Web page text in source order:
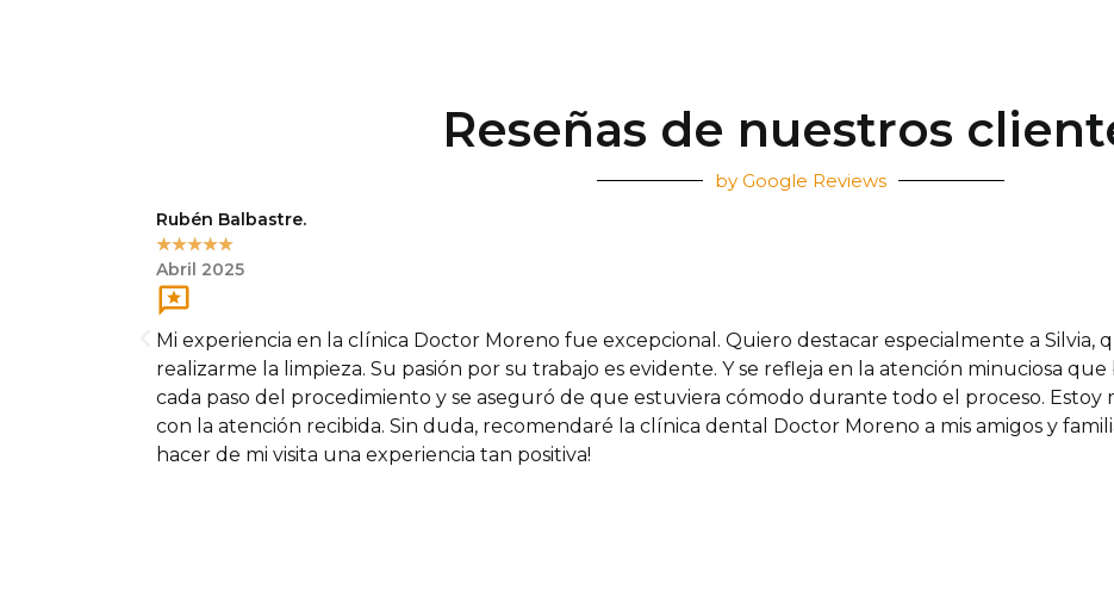
Reseñas de nuestros
by Google Reviews
Rubén Balbastre.
☆☆☆☆☆
Abril 2025
Mi experiencia en la clínica Doctor Moreno fue excepcional. Quiero destacar especialmente a Silvia,
realizarme la limpieza. Su pasión por su trabajo es evidente. Y se refleja en la atención minuciosa
cada paso del procedimiento y se aseguró de que estuviera cómodo durante todo el proceso. Estoy
con la atención recibida. Sin duda, recomendaré la clínica dental Doctor Moreno a mis amigos y
hacer de mi visita una experiencia tan positiva!